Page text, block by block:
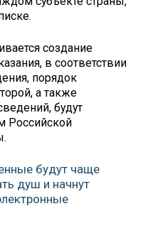
создание
в соответствии
порядок
а также
будут
Российской
будут чаще
душ и начнут